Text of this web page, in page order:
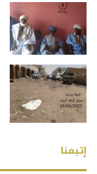
إتبعنا